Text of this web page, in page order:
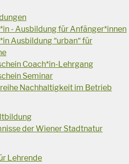
- Ausbildung für Anfänger*innen
Ausbildung “urban“ für
Coach*in-Lehrgang
Seminar
Nachhaltigkeit im Betrieb
der Wiener Stadtnatur
Lehrende